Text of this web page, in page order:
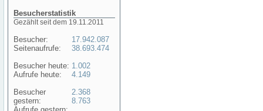
Besucherstatistik
Gezählt seit dem 19.11.2011
Besucher:
Seitenaufrufe:
Besucher heute:
Aufrufe heute:
Besucher
gestern:
17.942.087
38.693.474
1.002
4.149
2.368
8.763